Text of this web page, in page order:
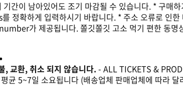
간이 남아있어도 조기 마감될 수 있습니다. * 구매
정확하게 입력하시기 바랍니다. * 주소 오류로 인
가 제공됩니다. 쫄깃쫄깃 고소 먹기 편한 동명
교환, 취소 되지 않습니다. - ALL TICKETS &
균 5~7일 소요됩니다 (배송업체 판매업체에 따라 달